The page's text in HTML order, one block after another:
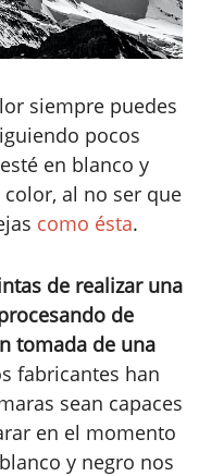
siempre puedes
pocos
en blanco y
al no ser que
como ésta.
de realizar una
de
tomada de una
fabricantes han
sean capaces
en el momento
y negro nos